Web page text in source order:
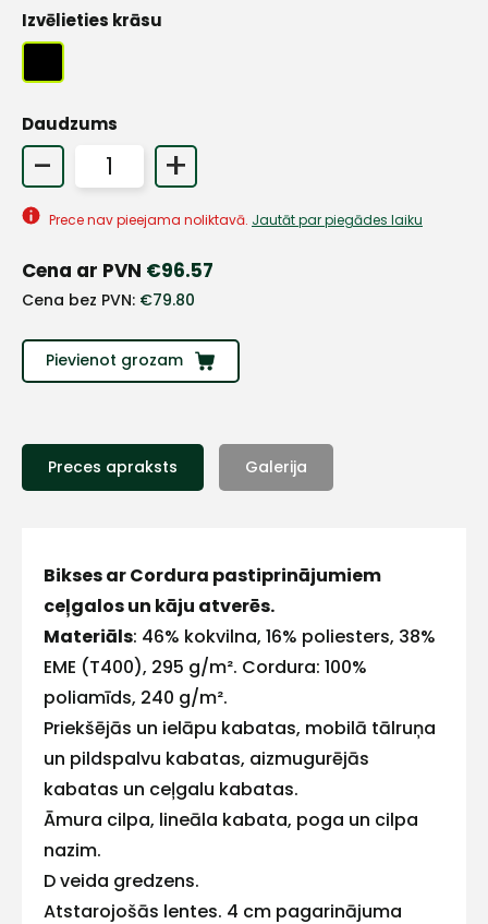
Izvēlieties krāsu
Daudzums
- +
Prece nav pieejama noliktavā. Jautāt par piegādes laiku
Cena ar PVN €96.57
Cena bez PVN: €79.80
Pievienot grozam
Preces apraksts Galerija
Bikses ar Cordura pastiprinājumiem
ceļgalos un kāju atverēs.
Materiāls: 46% kokvilna, 16% poliesters, 38%
EME (T400), 295 g/m². Cordura: 100%
poliamīds, 240 g/m².
Priekšējās un ielāpu kabatas, mobilā tālruņa
un pildspalvu kabatas, aizmugurējās
kabatas un ceļgalu kabatas.
Āmura cilpa, lineāla kabata, poga un cilpa
nazim.
D veida gredzens.
Atstarojošās lentes. 4 cm pagarinājuma
Sazinies
Vārds
E-pasts
Kontakttālrunis
+